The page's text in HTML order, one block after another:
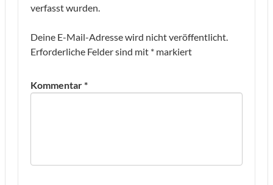
verfasst wurden.
Deine E-Mail-Adresse wird nicht veröffentlicht.
Erforderliche Felder sind mit * markiert
Kommentar*